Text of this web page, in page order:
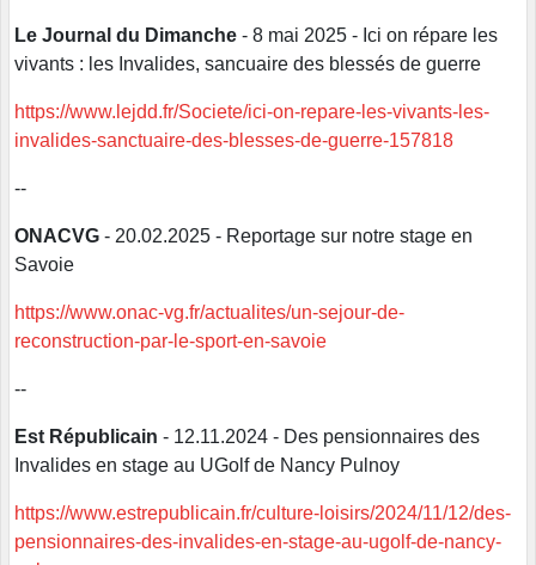
Le Journal du Dimanche - 8 mai 2025 - Ici on répare les
vivants : les Invalides, sancuaire des blessés de guerre
https://www.lejdd.fr/Societe/ici-on-repare-les-vivants-les-
invalides-sanctuaire-des-blesses-de-guerre-157818
--
ONACVG - 20.02.2025 - Reportage sur notre stage en
Savoie
https://www.onac-vg.fr/actualites/un-sejour-de-
reconstruction-par-le-sport-en-savoie
--
Est Républicain - 12.11.2024 - Des pensionnaires des
Invalides en stage au UGolf de Nancy Pulnoy
https://www.estrepublicain.fr/culture-loisirs/2024/11/12/des-
pensionnaires-des-invalides-en-stage-au-ugolf-de-nancy-